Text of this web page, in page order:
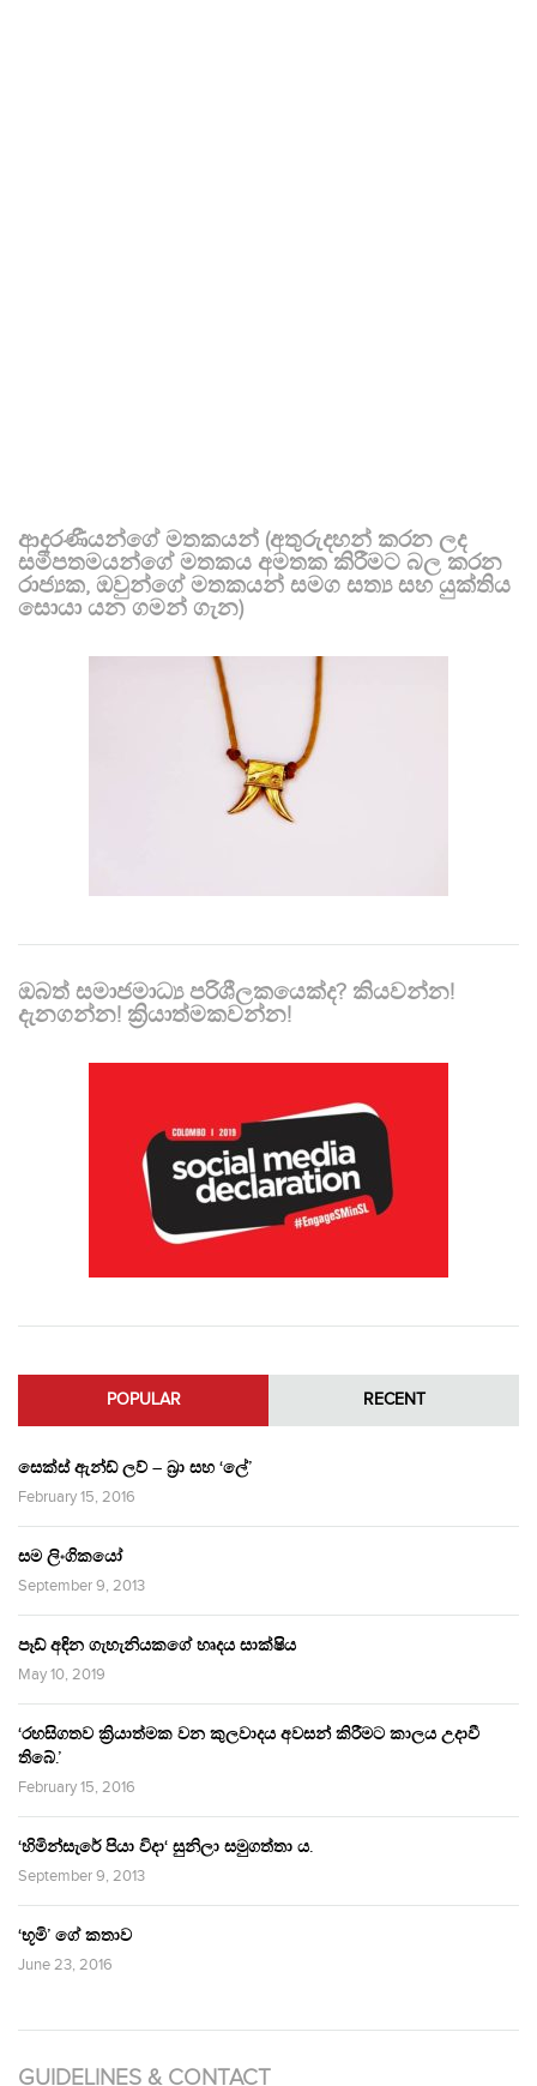
ආදරණීයන්ගේ මතකයන් (අතුරුදහන් කරන ලද
සමීපතමයන්ගේ මතකය අමතක කිරීමට බල කරන
රාජ්‍යක, ඔවුන්ගේ මතකයන් සමග සත්‍ය සහ යුක්තිය
සොයා යන ගමන් ගැන)
ඔබත් සමාජමාධ්‍ය පරිශීලකයෙක්ද? කියවන්න!
දැනගන්න! ක්‍රියාත්මකවන්න!
POPULAR RECENT
සෙක්ස් ඇන්ඩ් ලව් – බ්‍රා සහ ‘ලේ’
February 15, 2016
සම ලිංගිකයෝ
September 9, 2013
පෑඩ් අඳින ගැහැනියකගේ හෘදය සාක්ෂිය
May 10, 2019
‘රහසිගතව ක්‍රියාත්මක වන කුලවාදය අවසන් කිරීමට කාලය උදාවී
තිබේ.’
February 15, 2016
‘හිමින්සැරේ පියා විදා‘ සුනිලා සමුගත්තා ය.
September 9, 2013
‘භූමි’ ගේ කතාව
June 23, 2016
GUIDELINES & CONTACT